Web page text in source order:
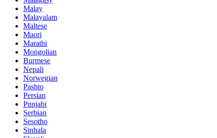
Malay
Malayalam
Maltese
Maori
Marathi
Mongolian
Burmese
Nepali
Norwegian
Pashto
Persian
Punjabi
Serbian
Sesotho
Sinhala